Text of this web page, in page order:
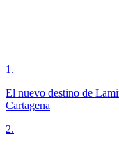
1 .
El nuevo destino de
Cartagena
2.